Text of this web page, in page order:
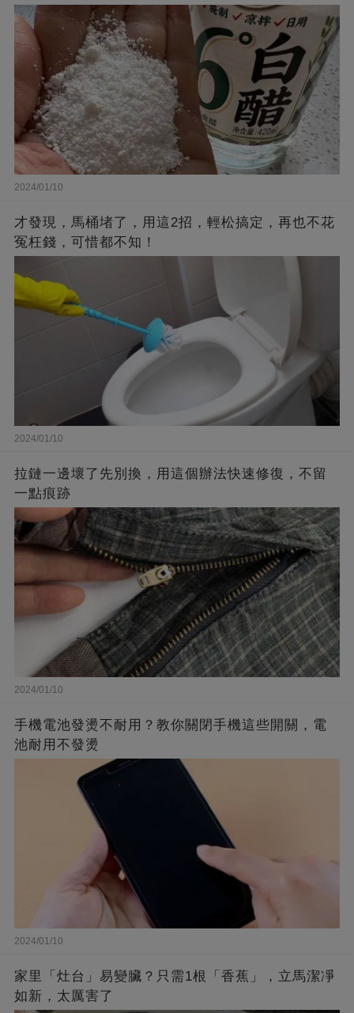
2024/01/10
才發現，馬桶堵了，用這2招，輕松搞定，再也不花
冤枉錢，可惜都不知！
2024/01/10
拉鏈一邊壞了先別換，用這個辦法快速修復，不留
一點痕跡
2024/01/10
手機電池發燙不耐用？教你關閉手機這些開關，電
池耐用不發燙
2024/01/10
家里「灶台」易變臟？只需1根「香蕉」，立馬潔凈
如新，太厲害了